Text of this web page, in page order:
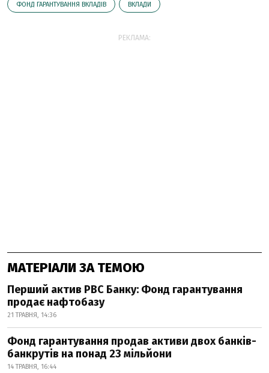
ФОНД ГАРАНТУВАННЯ ВКЛАДІВ ВКЛАДИ
РЕКЛАМА:
МАТЕРІАЛИ ЗА ТЕМОЮ
Перший актив РВС Банку: Фонд гарантування
продає нафтобазу
21 ТРАВНЯ, 14:36
Фонд гарантування продав активи двох банків-
банкрутів на понад 23 мільйони
14 ТРАВНЯ, 16:44